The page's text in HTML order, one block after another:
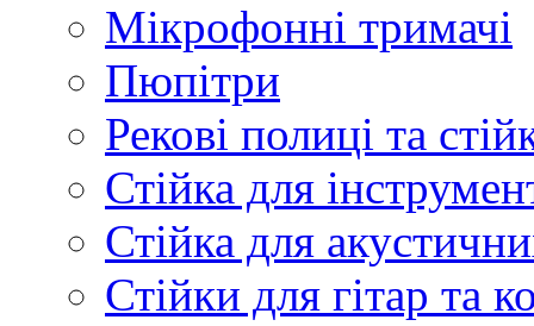
Мікрофонні тримачі
Пюпітри
Рекові полиці та
Стійка для
Стійка для
Стійки для гітар та